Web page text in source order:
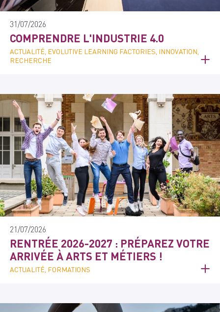
31/07/2026
COMPRENDRE L'INDUSTRIE 4.0
ACTUALITÉ, EVOLUTIVE LEARNING FACTORIES, INNOVATION,
RECHERCHE
21/07/2026
RENTRÉE 2026-2027 : PRÉPAREZ VOTRE
ARRIVÉE À ARTS ET MÉTIERS !
ACTUALITÉ, FORMATIONS